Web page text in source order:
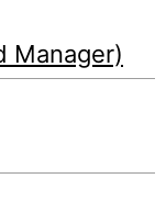
Manager)